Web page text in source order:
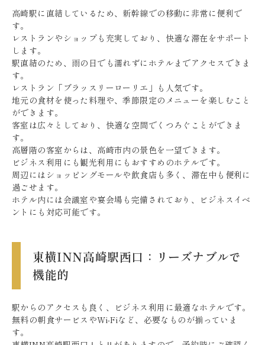
高崎駅に直結しているため、新幹線での移動に非常に便利で
す。
レストランやショップも充実しており、快適な滞在をサポート
します。
駅直結のため、雨の日でも濡れずにホテルまでアクセスできま
す。
レストラン「ブラッスリーローリエ」も人気です。
地元の食材を使った料理や、季節限定のメニューを楽しむこと
ができます。
客室は広々としており、快適な空間でくつろぐことができま
す。
高層階の客室からは、高崎市内の景色を一望できます。
ビジネス利用にも観光利用にもおすすめのホテルです。
周辺にはショッピングモールや飲食店も多く、滞在中も便利に
過ごせます。
ホテル内には会議室や宴会場も完備されており、ビジネスイベ
ントにも対応可能です。
東横INN高崎駅西口：リーズナブルで
機能的
駅からのアクセスも良く、ビジネス利用に最適なホテルです。
無料の朝食サービスやWi-Fiなど、必要なものが揃っていま
す。